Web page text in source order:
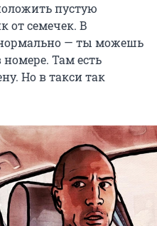
пустую
от семечек. В
— ты можешь
номере. Там есть
Но в такси так